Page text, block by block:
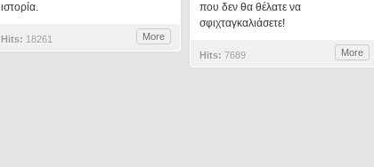
ιστορία.
Hits: 18261 More
που δεν θα θέλατε να
σφιχταγκαλιάσετε!
Hits: 7689 More